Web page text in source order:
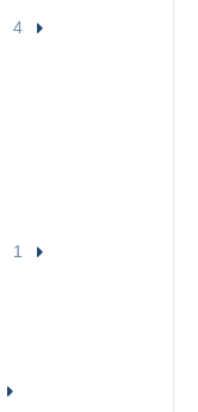
4
1